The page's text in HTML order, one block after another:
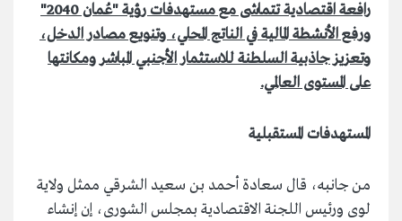
رافعة اقتصادية تتماشى مع مستهدفات رؤية "عُمان 2040"
ورفع الأنشطة المالية في الناتج المحلي، وتنويع مصادر الدخل،
وتعزيز جاذبية السلطنة للاستثمار الأجنبي المباشر ومكانتها
على المستوى العالمي.
المستهدفات المستقبلية
من جانبه، قال سعادة أحمد بن سعيد الشرقي ممثل ولاية
لوى ورئيس اللجنة الاقتصادية بمجلس الشورى، إن إنشاء